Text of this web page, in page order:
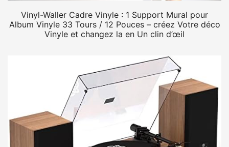
Vinyl-Waller Cadre Vinyle : 1 Support Mural pour
Album Vinyle 33 Tours / 12 Pouces – créez Votre déco
Vinyle et changez la en Un clin d’œil